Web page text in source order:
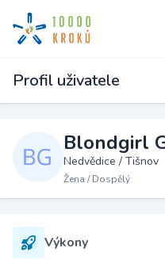
Profil uživatele
Blondgirl
Nedvědice / Tišnov
Žena / Dospělý
Výkony